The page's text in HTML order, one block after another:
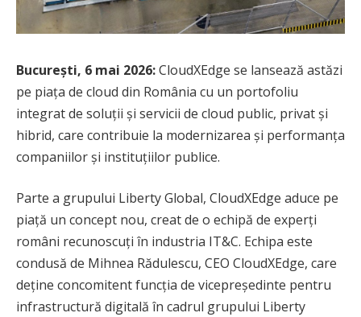
București, 6 mai 2026:CloudXEdge se lansează astăzi
pe piața de cloud din România cu un portofoliu
integrat de soluții și servicii de cloud public, privat și
hibrid, care contribuie la modernizarea și performanța
companiilor și instituțiilor publice.
Parte a grupului Liberty Global, CloudXEdge aduce pe
piață un concept nou, creat de o echipă de experți
români recunoscuți în industria IT&C. Echipa este
condusă de Mihnea Rădulescu, CEO CloudXEdge, care
deține concomitent funcția de vicepreședinte pentru
infrastructură digitală în cadrul grupului Liberty